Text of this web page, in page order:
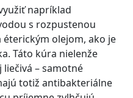
napríklad
s rozpustenou
olejom, ako je
Táto kúra nielenže
– samotné
totiž antibakteriálne